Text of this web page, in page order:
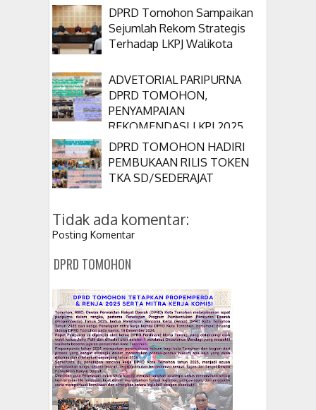
DPRD Tomohon Sampaikan
Sejumlah Rekom Strategis
Terhadap LKPJ Walikota
ADVETORIAL PARIPURNA
DPRD TOMOHON,
PENYAMPAIAN
REKOMENDASI LKPJ 2025
DPRD TOMOHON HADIRI
PEMBUKAAN RILIS TOKEN
TKA SD/SEDERAJAT
Tidak ada komentar:
Posting Komentar
DPRD TOMOHON